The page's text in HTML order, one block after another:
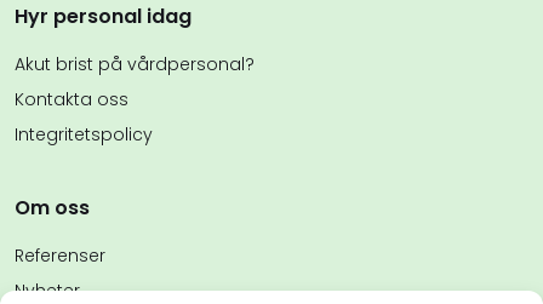
Hyr personal idag
Akut brist på vårdpersonal?
Kontakta oss
Integritetspolicy
Om oss
Referenser
Nyheter